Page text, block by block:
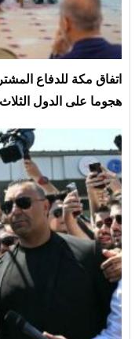
‏اتفاق مكة للدفاع
هجوما على الدول